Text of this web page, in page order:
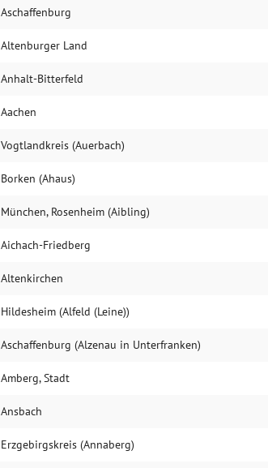
Aschaffenburg
Altenburger Land
Anhalt-Bitterfeld
Aachen
Vogtlandkreis (Auerbach)
Borken (Ahaus)
München, Rosenheim (Aibling)
Aichach-Friedberg
Altenkirchen
Hildesheim (Alfeld (Leine))
Aschaffenburg (Alzenau in Unterfranken)
Amberg, Stadt
Ansbach
Erzgebirgskreis (Annaberg)